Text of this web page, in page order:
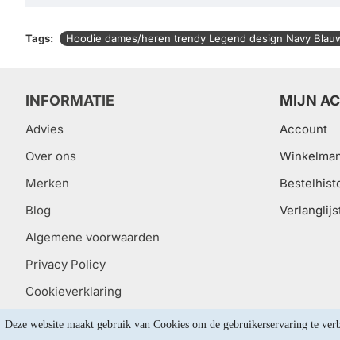
Deze website maakt gebruik van Cookies om de gebruikerservaring te
Tags: Hoodie dames/heren trendy Legend design Navy
INFORMATIE
Advies
Over ons
Merken
Blog
Algemene voorwaarden
Privacy Policy
Cookieverklaring
MIJN
Account